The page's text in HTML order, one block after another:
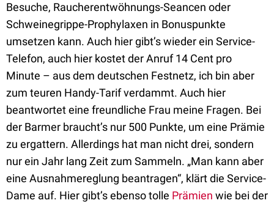
Besuche, Raucherentwöhnungs-Seancen oder
Schweinegrippe-Prophylaxen in Bonuspunkte
umsetzen kann. Auch hier gibt’s wieder ein Service-
Telefon, auch hier kostet der Anruf 14 Cent pro
Minute – aus dem deutschen Festnetz, ich bin aber
zum teuren Handy-Tarif verdammt. Auch hier
beantwortet eine freundliche Frau meine Fragen. Bei
der Barmer braucht’s nur 500 Punkte, um eine Prämie
zu ergattern. Allerdings hat man nicht drei, sondern
nur ein Jahr lang Zeit zum Sammeln. „Man kann aber
eine Ausnahmereglung beantragen“, klärt die Service-
Dame auf. Hier gibt’s ebenso tolle Prämien wie bei der